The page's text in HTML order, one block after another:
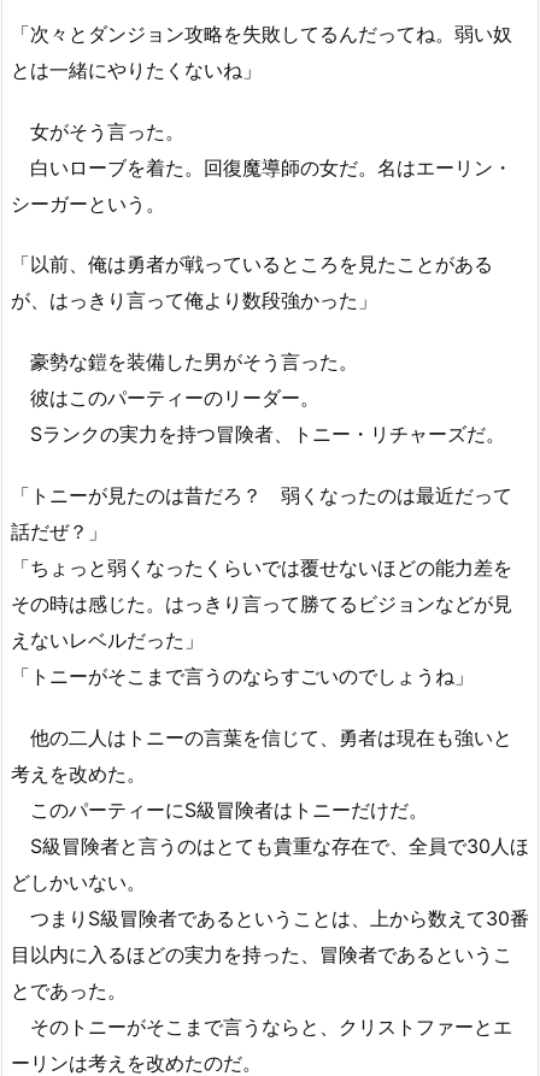
「次々とダンジョン攻略を失敗してるんだってね。弱い奴
とは一緒にやりたくないね」
女がそう言った。
白いローブを着た。回復魔導師の女だ。名はエーリン・
シーガーという。
「以前、俺は勇者が戦っているところを見たことがある
が、はっきり言って俺より数段強かった」
豪勢な鎧を装備した男がそう言った。
彼はこのパーティーのリーダー。
Sランクの実力を持つ冒険者、トニー・リチャーズだ。
「トニーが見たのは昔だろ？ 弱くなったのは最近だって
話だぜ？」
「ちょっと弱くなったくらいでは覆せないほどの能力差を
その時は感じた。はっきり言って勝てるビジョンなどが見
えないレベルだった」
「トニーがそこまで言うのならすごいのでしょうね」
他の二人はトニーの言葉を信じて、勇者は現在も強いと
考えを改めた。
このパーティーにS級冒険者はトニーだけだ。
S級冒険者と言うのはとても貴重な存在で、全員で30人ほ
どしかいない。
つまりS級冒険者であるということは、上から数えて30番
目以内に入るほどの実力を持った、冒険者であるというこ
とであった。
そのトニーがそこまで言うならと、クリストファーとエ
ーリンは考えを改めたのだ。